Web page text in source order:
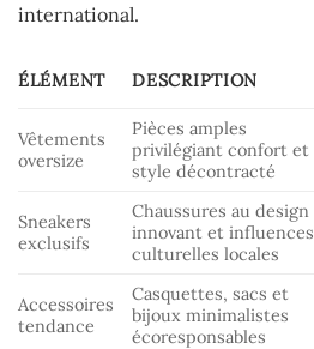
international.
ÉLÉMENT DESCRIPTION
Vêtements
oversize
Pièces amples
privilégiant confort et
style décontracté
Sneakers
exclusifs
Chaussures au design
innovant et influences
culturelles locales
Accessoires
tendance
Casquettes, sacs et
bijoux minimalistes
écoresponsables